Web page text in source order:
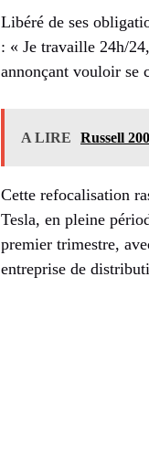
Libéré de ses
: « Je travaille 24h/
annonçant vouloir se
A LIRE Russell
Cette refocalisation
Tesla, en pleine
premier trimestre,
entreprise de